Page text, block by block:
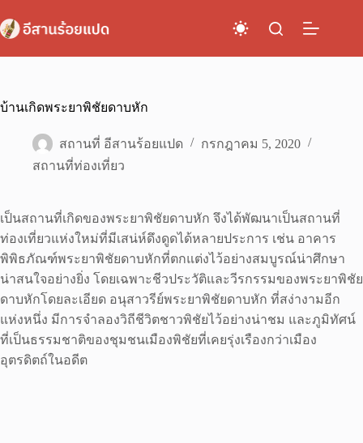
to
content
บ้านเกิดพระยาพิชัยดาบหัก
สถานที่ อีสานร้อยแปด
กรกฎาคม 5, 2020
สถานที่ท่องเที่ยว
เป็นสถานที่เกิดของพระยาพิชัยดาบหัก จึงได้พัฒนาเป็นสถานที่
ท่องเที่ยวแห่งใหม่ที่มีเสน่ห์ดึงดูดได้หลายประการ เช่น อาคาร
พิพิธภัณฑ์พระยาพิชัยดาบหักที่ตกแต่งไว้อย่างสมบูรณ์น่าศึกษา
น่าสนใจอย่างยิ่ง โดยเฉพาะชีวประวัติและวีรกรรมของพระยาพิชัย
ดาบหักโดยละเอียด อนุสาวรีย์พระยาพิชัยดาบหัก ที่สง่างามอีก
แห่งหนึ่ง มีการจำลองวิถีชีวิตชาวพิชัยไว้อย่างน่าชม และภูมิทัศน์
ที่เป็นธรรมชาติของชุมชนเมืองพิชัยที่เคยรุ่งเรืองกว่าเมือง
อุตรดิตถ์ในอดีต